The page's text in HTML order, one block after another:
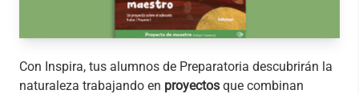
Con Inspira, tus alumnos de Preparatoria descubrirán la
naturaleza trabajando en proyectos que combinan